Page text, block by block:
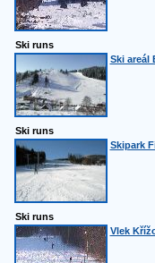
Ski runs
Ski areál
Ski runs
Skipark
Ski runs
Vlek